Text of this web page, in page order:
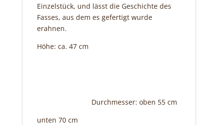
Einzelstück, und lässt die Geschichte des
Fasses, aus dem es gefertigt wurde
erahnen.
Höhe: ca. 47 cm
Durchmesser: oben 55 cm
unten 70 cm